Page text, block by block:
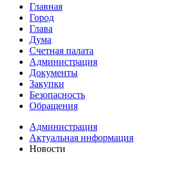
Главная
Город
Глава
Дума
Счетная палата
Администрация
Документы
Закупки
Безопасность
Обращения
Администрация
Актуальная информация
Новости